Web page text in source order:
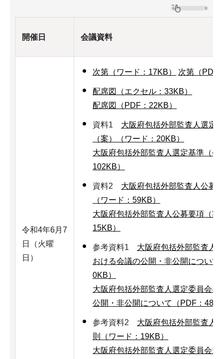
開催日 会議資料
令和4年6月7
日（火曜
日）
次第（ワード：17KB） 次第（PDF
配席図（エクセル：33KB）
配席図（PDF：22KB）
資料1 大阪府包括外部監査人選定
（案）（ワード：20KB）
大阪府包括外部監査人選定基準（公
102KB）
資料2 大阪府包括外部監査人公募
（ワード：59KB）
大阪府包括外部監査人公募要項（案
15KB）
参考資料1 大阪府包括外部監査人
おける会議の公開・非公開について
0KB）
大阪府包括外部監査人選定委員会に
公開・非公開について（PDF：
参考資料2 大阪府包括外部監査人
則（ワード：19KB）
大阪府包括外部監査人選定委員会規